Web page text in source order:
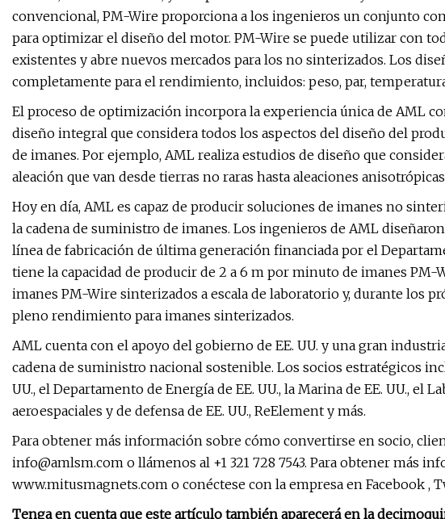
convencional, PM-Wire proporciona a los ingenieros un conjunto
para optimizar el diseño del motor. PM-Wire se puede utilizar con
existentes y abre nuevos mercados para los no sinterizados. Los
completamente para el rendimiento, incluidos: peso, par,
El proceso de optimización incorpora la experiencia única de AML
diseño integral que considera todos los aspectos del diseño del
de imanes. Por ejemplo, AML realiza estudios de diseño que
aleación que van desde tierras no raras hasta aleaciones
Hoy en día, AML es capaz de producir soluciones de imanes no
la cadena de suministro de imanes. Los ingenieros de AML
línea de fabricación de última generación financiada por el
tiene la capacidad de producir de 2 a 6 m por minuto de imanes
imanes PM-Wire sinterizados a escala de laboratorio y, durante los
pleno rendimiento para imanes sinterizados.
AML cuenta con el apoyo del gobierno de EE. UU. y una gran
cadena de suministro nacional sostenible. Los socios estratégicos
UU., el Departamento de Energía de EE. UU., la Marina de EE. UU., el
aeroespaciales y de defensa de EE. UU., ReElement y más.
Para obtener más información sobre cómo convertirse en socio,
info@amlsm.com o llámenos al +1 321 728 7543. Para obtener más
www.mitusmagnets.com o conéctese con la empresa en Facebook ,
Tenga en cuenta que este artículo también aparecerá en la